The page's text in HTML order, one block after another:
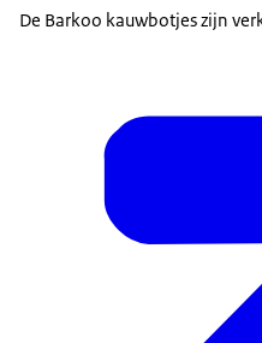
De Barkoo kauwbotjes zijn